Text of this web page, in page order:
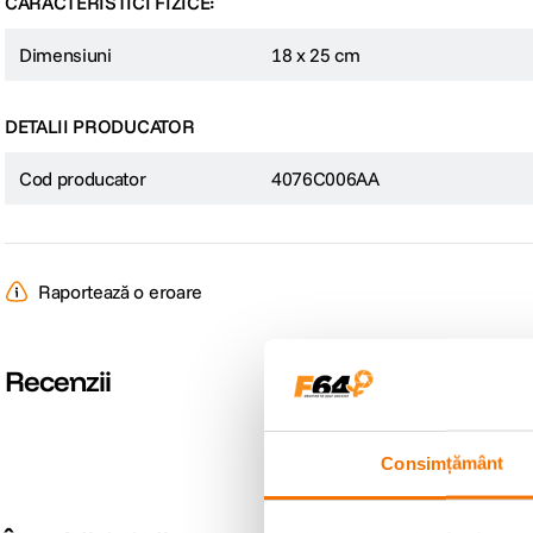
Consimțământ
Dimensiuni 18 x 25 cm
DETALII PRODUCATOR
Cod producator 4076C006AA
Raportează o eroare
Recenzii